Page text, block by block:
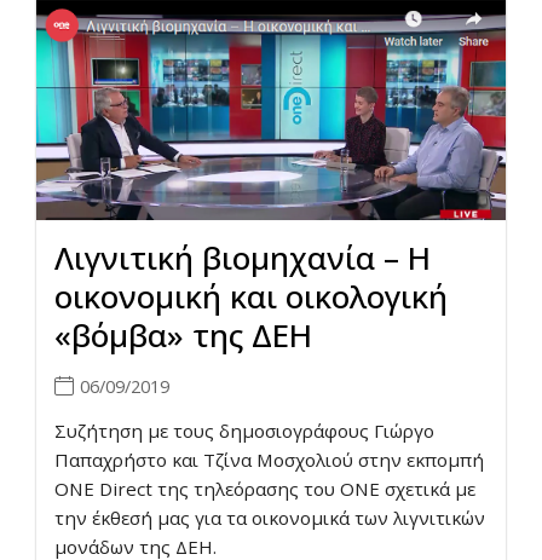
Λιγνιτική βιομηχανία – Η
οικονομική και οικολογική
«βόμβα» της ΔΕΗ
06/09/2019
Συζήτηση με τους δημοσιογράφους Γιώργο
Παπαχρήστο και Τζίνα Μοσχολιού στην εκπομπή
ONE Direct της τηλεόρασης του ONE σχετικά με
την έκθεσή μας για τα οικονομικά των λιγνιτικών
μονάδων της ΔΕΗ.